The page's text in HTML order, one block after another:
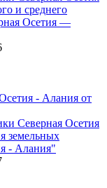
и среднего
Осетия —
- Алания от
Северная Осетия
земельных
- Алания"